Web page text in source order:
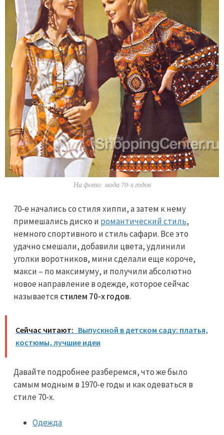
На фото: мода 70-х годов
70-е начались со стиля хиппи, а затем к нему
примешались диско и романтический стиль,
немного спортивного и стиль сафари. Все это
удачно смешали, добавили цвета, удлинили
уголки воротников, мини сделали еще короче,
макси – по максимуму, и получили абсолютно
новое направление в одежде, которое сейчас
называется стилем 70-х годов.
Сейчас читают: Выпускной в детском саду: платья,
костюмы, лучшие идеи
Давайте подробнее разберемся, что же было
самым модным в 1970-е годы и как одеваться в
стиле 70-х.
Одежда